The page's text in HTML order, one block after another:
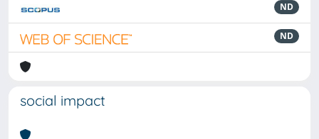
ND
ND
social impact